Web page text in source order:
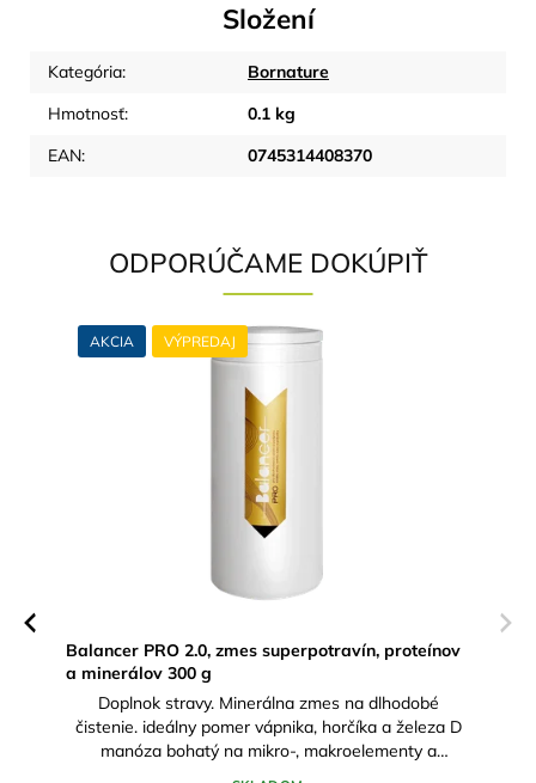
ODPORÚČAME DOKÚPIŤ
Previous
AKCIA VÝPREDAJ
Balancer PRO 2.0, zmes superpotravín, proteínov
a minerálov 300 g
Doplnok stravy. Minerálna zmes na dlhodobé
čistenie. ideálny pomer vápnika, horčíka a železa D
manóza bohatý na mikro-, makroelementy a
Next
Složení
Kategória:
Bornature
Hmotnosť:
0.1 kg
EAN: 0745314408370